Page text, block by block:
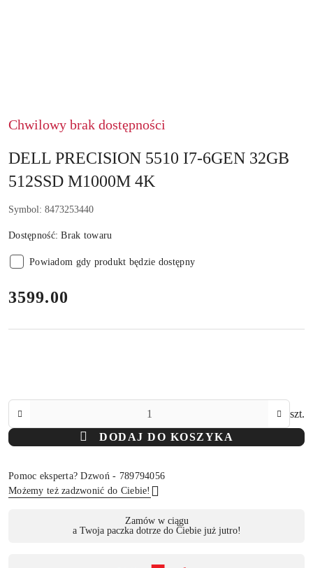
Chwilowy brak dostępności
DELL PRECISION 5510 I7-6GEN 32GB
512SSD M1000M 4K
Symbol: 8473253440
Dostępność:Brak towaru
Powiadom gdy produkt będzie dostępny
cena:
3599.00
szt.
DODAJ DO KOSZYKA
Pomoc eksperta? Dzwoń - 789794056
Możemy też zadzwonić do Ciebie!
Zamów w ciągu
a Twoja paczka dotrze do Ciebie już jutro!